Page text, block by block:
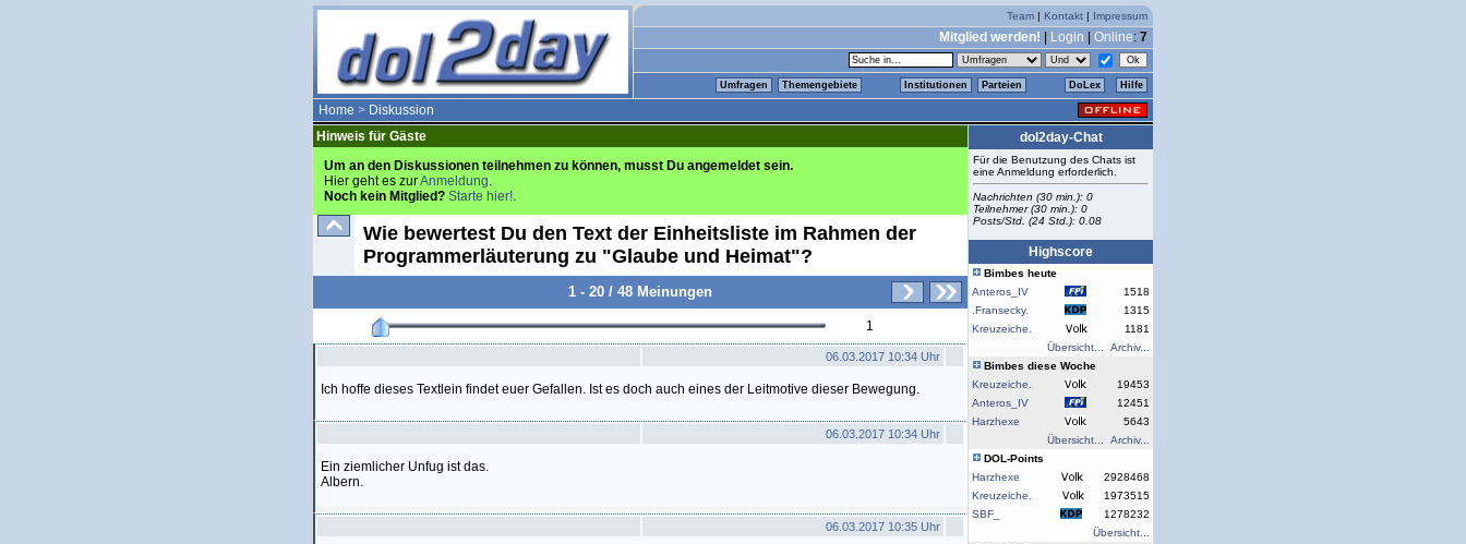
Team | Kontakt | Impressum
Mitglied werden! Login Online: 7
Umfragen Themengebiete Institutionen Parteien DoLex Hilfe
Home > Diskussion
Hinweis für Gäste
Um an den Diskussionen teilnehmen zu können, musst Du angemeldet sein.
Hier geht es zurAnmeldung.
Noch kein Mitglied? Starte hier!.
Wie bewertest Du den Text der Einheitsliste im Rahmen der
Programmerläuterung zu "Glaube und Heimat"?
1 - 20 / 48 Meinungen
1
06.03.2017 10:34 Uhr
Ich hoffe dieses Textlein findet euer Gefallen. Ist es doch auch eines der Leitmotive dieser Bewegung.
06.03.2017 10:34 Uhr
Ein ziemlicher Unfug ist das.
Albern.
06.03.2017 10:35 Uhr
dol2day-Chat
Für die Benutzung des Chats ist
eine Anmeldung erforderlich.
Nachrichten (30 min.): 0
Teilnehmer (30 min.): 0
Posts/Std. (24 Std.): 0.08
Highscore
Bimbes heute
Anteros_IV
1518
.Fransecky.
1315
Kreuzeiche.
1181
Übersicht...
Archiv...
Bimbes diese Woche
Kreuzeiche.
19453
Anteros_IV
12451
Harzhexe
5643
Übersicht...
Archiv...
DOL-Points
Harzhexe
2928468
Kreuzeiche.
1973515
SBF_
1278232
Übersicht...